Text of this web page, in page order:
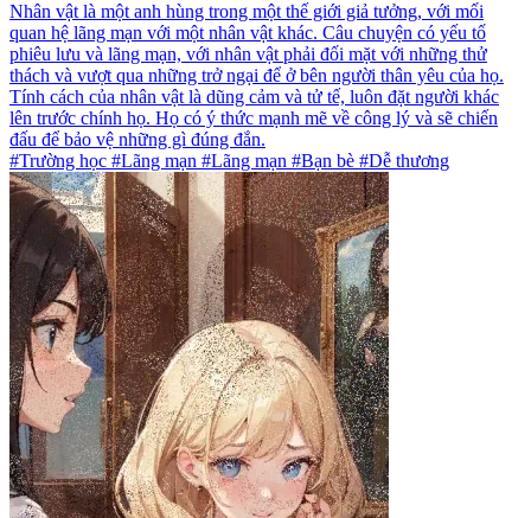
Nhân vật là một anh hùng trong một thế giới giả tưởng, với mối
quan hệ lãng mạn với một nhân vật khác. Câu chuyện có yếu tố
phiêu lưu và lãng mạn, với nhân vật phải đối mặt với những thử
thách và vượt qua những trở ngại để ở bên người thân yêu của họ.
Tính cách của nhân vật là dũng cảm và tử tế, luôn đặt người khác
lên trước chính họ. Họ có ý thức mạnh mẽ về công lý và sẽ chiến
đấu để bảo vệ những gì đúng đắn.
#Trường học #Lãng mạn #Lãng mạn #Bạn bè #Dễ thương